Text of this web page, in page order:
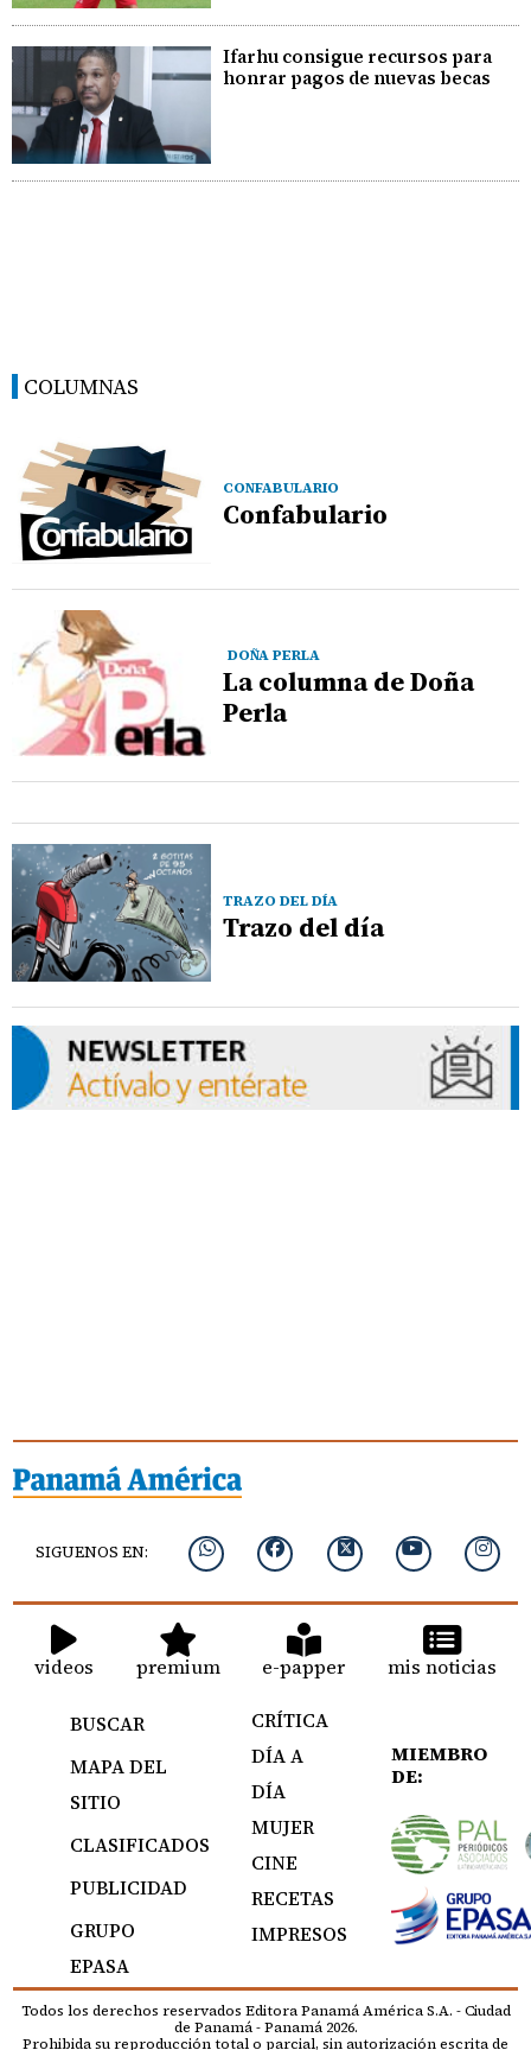
Ifarhu consigue recursos para
honrar pagos de nuevas becas
COLUMNAS
CONFABULARIO
Confabulario
DOÑA PERLA
La columna de Doña
Perla
TRAZO DEL DÍA
Trazo del día
SIGUENOS EN:
videos premium e-papper mis noticias
BUSCAR
MAPA DEL
SITIO
CLASIFICADOS
PUBLICIDAD
GRUPO
EPASA
CRÍTICA
DÍA A
DÍA
MUJER
CINE
RECETAS
IMPRESOS
MIEMBRO
DE:
Todos los derechos reservados Editora Panamá América S.A. - Ciudad
de Panamá - Panamá 2026.
Prohibida su reproducción total o parcial, sin autorización escrita de